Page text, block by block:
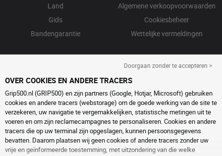
Land
Gids
Bandengarantie
Algemene verkoopvoorwaarden
Cookiesbeheer
Wettelijke vermeldingen
Doorgaan zonder te accepteren >
OVER COOKIES EN ANDERE TRACERS
Grip500.nl (GRIP500) en zijn partners (Google, Hotjar, Microsoft) gebruiken
cookies en andere tracers (webstorage) om de goede werking van de site te
verzekeren, uw navigatie te vergemakkelijken, statistische metingen uit te
voeren en om zijn reclamecampagnes te personaliseren. Cookies en andere
tracers die op uw terminal zijn opgeslagen, kunnen persoonsgegevens
bevatten. Daarom plaatsen wij geen cookies of andere tracers zonder uw
vrije en geïnformeerde toestemming, met uitzondering van die welke